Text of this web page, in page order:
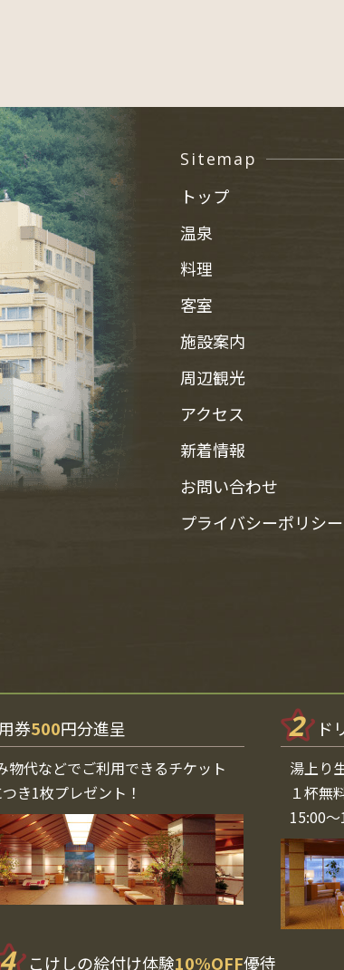
Sitemap
トップ
温泉
料理
客室
施設案内
周辺観光
アクセス
新着情報
お問い合わせ
プライバシーポリシー
券500円分進呈
物代などでご利用できるチケット
き1枚プレゼント！
2 ド
湯上り
１杯無
15:00
こけしの絵付け体験10%OFF優待